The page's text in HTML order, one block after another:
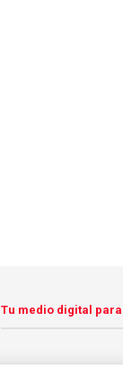
Tu medio digital